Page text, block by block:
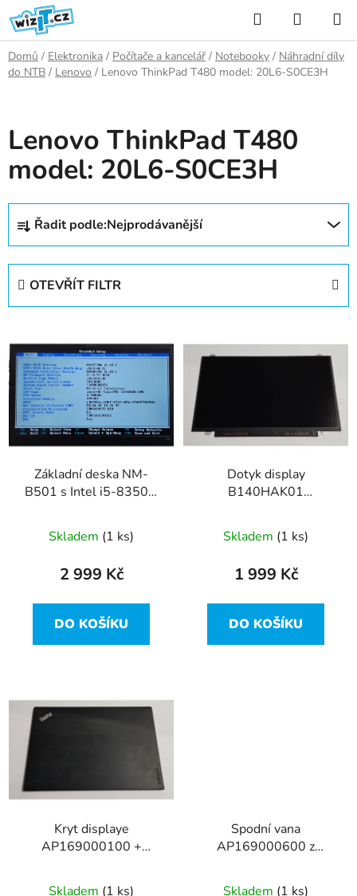
Přejít
na
obsah
Hledat
KOŠÍK
Domů / Elektronika / Počítače a kancelář / Notebooky / Náhradní díly
do NTB / Lenovo / Lenovo ThinkPad T480 model: 20L6-S0CE3H
Lenovo ThinkPad T480
model: 20L6-S0CE3H
Ř
z
p
r
o
d
u
k
Řadit podle:Nejprodávanější
OTEVŘÍT FILTR
ý
p
i
s
p
Základní deska NM-
B501 s Intel i5-8350U
T480
Skladem (1 ks)
2 999 Kč
DO KOŠÍKU
Dotyk display
B140HAK01
z Lenovo ThinkPad
T480
Skladem (1 ks)
1 999 Kč
DO KOŠÍKU
Kryt displaye
AP169000100 +
Lenovo ThinkPad T480
Skladem (1 ks)
Spodní vana
AP169000600 z
Skladem (1 ks)